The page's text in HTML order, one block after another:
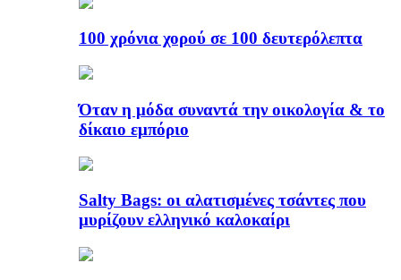
100 χρόνια χορού σε 100 δευτερόλεπτα
Όταν η μόδα συναντά την οικολογία & το
δίκαιο εμπόριο
Salty Bags: οι αλατισμένες τσάντες που
μυρίζουν ελληνικό καλοκαίρι